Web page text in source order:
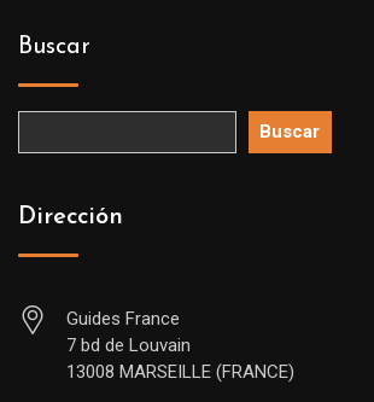
Buscar
Buscar
Dirección
Guides France
7 bd de Louvain
13008 MARSEILLE (FRANCE)